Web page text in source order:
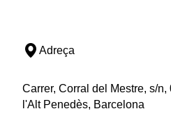
Adreça
Carrer, Corral del Mestre, s/
l'Alt Penedès, Barcelona